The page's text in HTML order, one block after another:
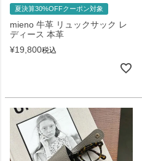
夏決算30%OFFクーポン対象
mieno 牛革 リュックサック レ
ディース 本革
¥19,800税込